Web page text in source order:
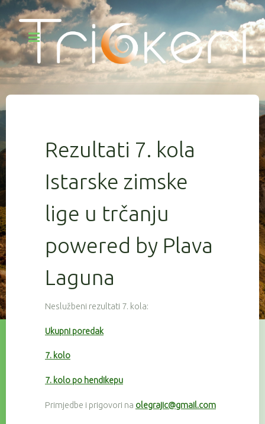
Rezultati 7. kola
Istarske zimske
lige u trčanju
powered by Plava
Laguna
Neslužbeni rezultati 7. kola:
Ukupni poredak
7. kolo
7. kolo po hendikepu
Primjedbe i prigovori na olegrajic@gmail.com